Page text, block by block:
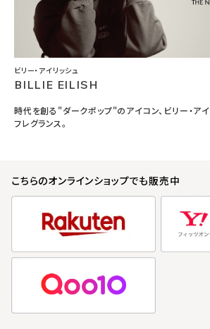
ビリー・アイリッシュ
BILLIE EILISH
時代を創る"ダークポップ"のアイコン、ビリー・ア
フレグランス。
こちらのオンラインショップでも販売中